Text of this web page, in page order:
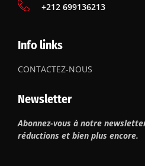
‪+212 699136213
Info links
CONTACTEZ-NOUS
Newsletter
Abonnez-vous à notre
réductions et bien plus encore.